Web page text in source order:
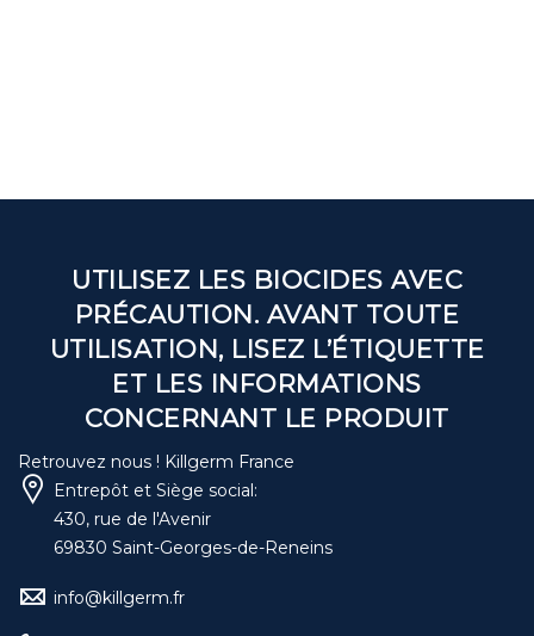
UTILISEZ LES BIOCIDES AVEC
PRÉCAUTION. AVANT TOUTE
UTILISATION, LISEZ L’ÉTIQUETTE
ET LES INFORMATIONS
CONCERNANT LE PRODUIT
Retrouvez nous ! Killgerm France
Entrepôt et Siège social:
430, rue de l'Avenir
69830 Saint-Georges-de-Reneins
info@killgerm.fr